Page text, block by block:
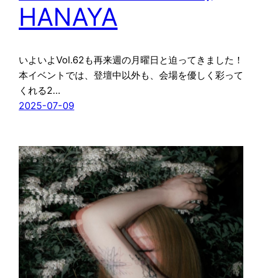
HANAYA
いよいよVol.62も再来週の月曜日と迫ってきました！
本イベントでは、登壇中以外も、会場を優しく彩って
くれる2…
2025-07-09